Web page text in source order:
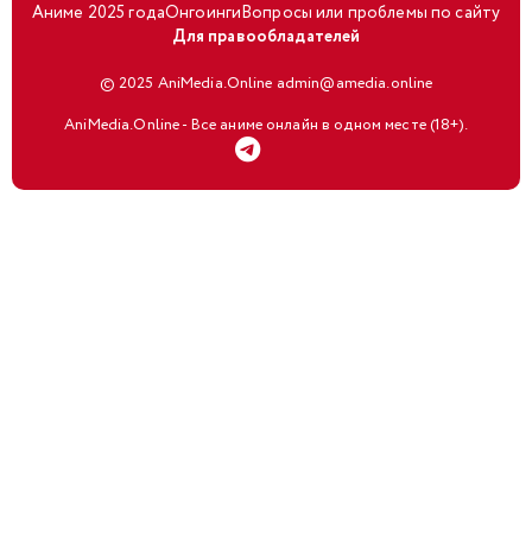
Аниме 2025 годаОнгоингиВопросы или проблемы по сайту
Для правообладателей
© 2025 AniMedia.Online admin@amedia.online
AniMedia.Online - Все аниме онлайн в одном месте (18+).